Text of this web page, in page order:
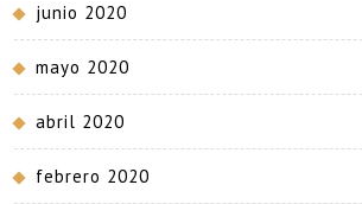
junio 2020
mayo 2020
abril 2020
febrero 2020